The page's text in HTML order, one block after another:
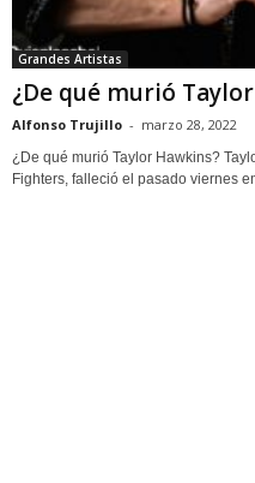
Grandes Artistas
¿De qué murió
Alfonso Trujillo - marzo 28, 2022
¿De qué murió Taylor Hawkins?
Fighters, falleció el pasado viernes